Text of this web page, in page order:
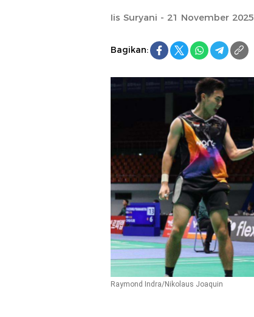
Iis Suryani - 21 November 2025
Bagikan:
Raymond Indra/Nikolaus Joaquin